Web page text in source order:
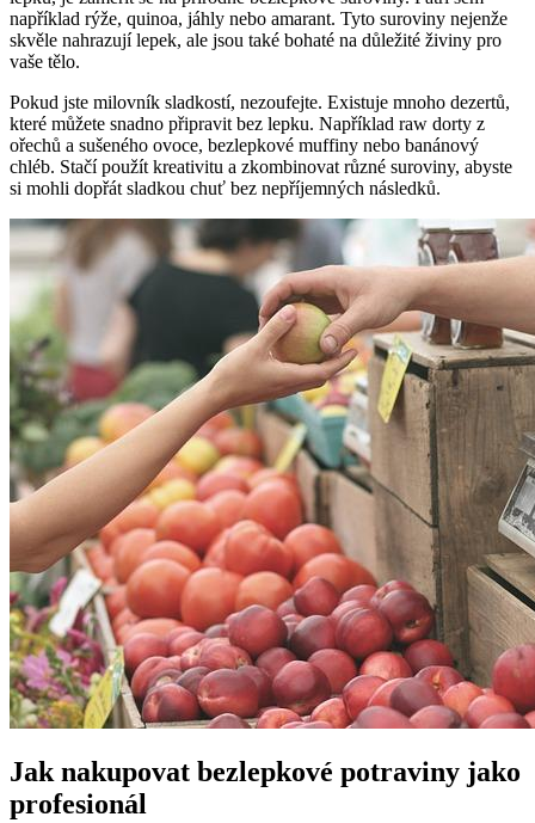
například rýže, quinoa, jáhly nebo amarant. Tyto suroviny nejenže
skvěle nahrazují lepek, ale jsou také bohaté na důležité živiny pro
vaše tělo.
Pokud jste milovník sladkostí, nezoufejte. Existuje mnoho dezertů,
které můžete snadno připravit bez lepku. Například raw dorty z
ořechů a sušeného ovoce, bezlepkové muffiny nebo banánový
chléb. Stačí použít kreativitu a zkombinovat různé suroviny, abyste
si mohli dopřát sladkou chuť bez nepříjemných následků.
Jak nakupovat bezlepkové potraviny jako
profesionál